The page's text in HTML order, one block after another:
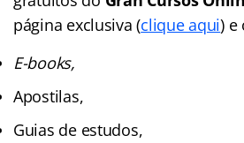
página exclusiva (clique aqui) e
E-books,
Apostilas,
Guias de estudos,